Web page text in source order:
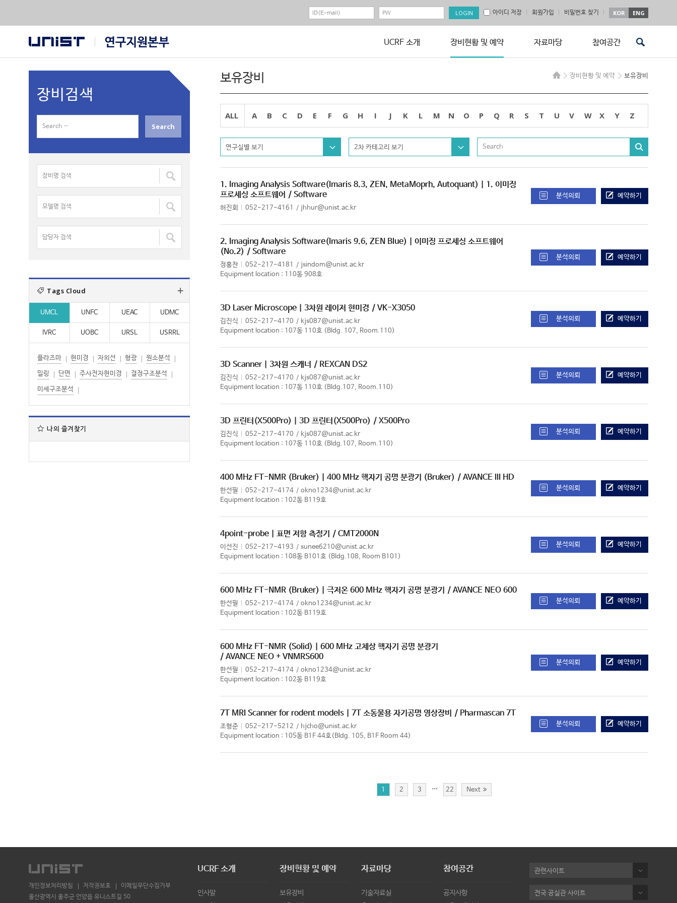
아이디 저장 회원가입 비밀번호 찾기 KOR ENG
UCRF 소개 장비현황 및 예약 자료마당 참여공간
장비현황 및 예약 보유장비
보유장비
ALL A B C D E F G H I J K L M N O P Q R S T U V W X Y Z
연구실별 보기 2차 카테고리 보기
1. Imaging Analysis Software(Imaris 8.3, ZEN, MetaMoprh, Autoquant) | 1. 이미징
프로세싱 소프트웨어 / Software
허진회 052-217-4161 jhhur@unist.ac.kr
분석의뢰 예약하기
2. Imaging Analysis Software(Imaris 9.6, ZEN Blue) | 이미징 프로세싱 소프트웨어
(No.2) / Software
정홍찬 052-217-4181
jsindom@unist.ac.kr
Equipment location : 110동 908호
분석의뢰 예약하기
3D Laser Microscope | 3차원 레이저 현미경 / VK-X3050
김진식 052-217-4170
kjs087@unist.ac.kr
Equipment location : 107동 110호 (Bldg. 107, Room.110)
분석의뢰 예약하기
3D Scanner | 3차원 스캐너 / REXCAN DS2
김진식 052-217-4170
kjs087@unist.ac.kr
Equipment location : 107동 110호 (Bldg.107, Room.110)
분석의뢰 예약하기
3D 프린터(X500Pro) | 3D 프린터(X500Pro) / X500Pro
김진식 052-217-4170
kjs087@unist.ac.kr
Equipment location : 107동 110호 (Bldg.107, Room.110)
분석의뢰 예약하기
400 MHz FT-NMR (Bruker) | 400 MHz 핵자기 공명 분광기 (Bruker) / AVANCE III HD
한선필 052-217-4174
okno1234@unist.ac.kr
Equipment location : 102동 B119호
분석의뢰 예약하기
4point-probe | 표면 저항 측정기 / CMT2000N
이선진 052-217-4193
sunee6210@unist.ac.kr
Equipment location : 108동 B101호 (Bldg.108, Room B101)
분석의뢰 예약하기
600 MHz FT-NMR (Bruker) | 극저온 600 MHz 핵자기 공명 분광기 / AVANCE NEO 600
한선필 052-217-4174
okno1234@unist.ac.kr
Equipment location : 102동 B119호
분석의뢰 예약하기
600 MHz FT-NMR (Solid) | 600 MHz 고체상 핵자기 공명 분광기
/ AVANCE NEO + VNMRS600
한선필 052-217-4174
okno1234@unist.ac.kr
Equipment location : 102동 B119호
분석의뢰 예약하기
7T MRI Scanner for rodent models | 7T 소동물용 자기공명 영상장비 / Pharmascan 7T
조형준 052-217-5212
hjcho@unist.ac.kr
Equipment location : 105동 B1F 44호(Bldg. 105, B1F Room 44)
분석의뢰 예약하기
1 2 3 … 22 Next
장비검색
f
장
명
검
색
모
명
검
색
담
색
:
Tags Cloud
UMCL UNFC UEAC UDMC
IVRC UOBC URSL USRRL
플라즈마 현미경 자외선 형광 원소분석
밀링 단면 주사전자현미경 결정구조분석
미세구조분석
나의 즐겨찾기
개인정보처리방침 저작권보호
이메일무단수집거부
울산광역시 울주군 언양읍 유니스트길 50
UCRF 소개
인사말
장비현황 및 예약
보유장비
자료마당
기술자료실
참여공간
공지사항
관련사이트
전국 공실관 사이트